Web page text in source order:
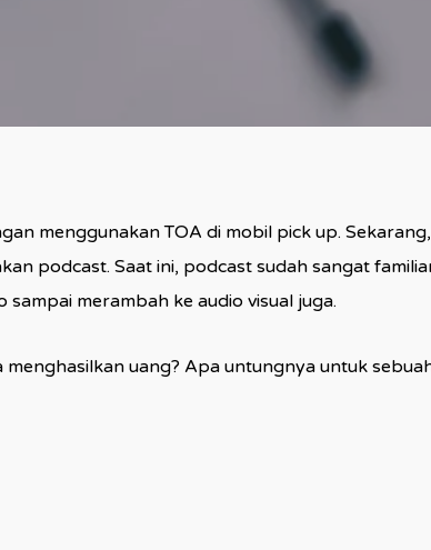
menggunakan TOA di mobil pick up.
podcast. Saat ini, podcast sudah sangat
merambah ke audio visual juga.
uang? Apa untungnya untuk